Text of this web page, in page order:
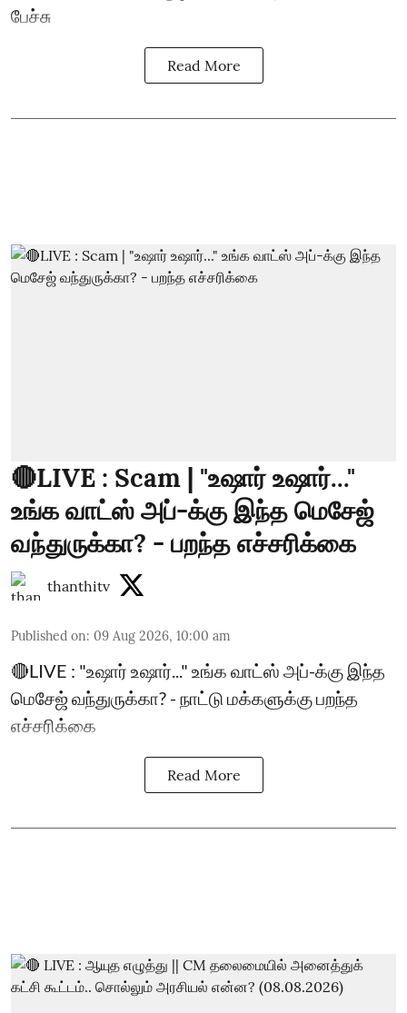
பேச்சு
Read More
🔴LIVE : Scam | "உஷார் உஷார்..."
உங்க வாட்ஸ் அப்-க்கு இந்த மெசேஜ்
வந்துருக்கா? - பறந்த எச்சரிக்கை
thanthitv
Published on: 09 Aug 2026, 10:00 am
🔴LIVE : "உஷார் உஷார்..." உங்க வாட்ஸ் அப்-க்கு இந்த
மெசேஜ் வந்துருக்கா? - நாட்டு மக்களுக்கு பறந்த
எச்சரிக்கை
Read More